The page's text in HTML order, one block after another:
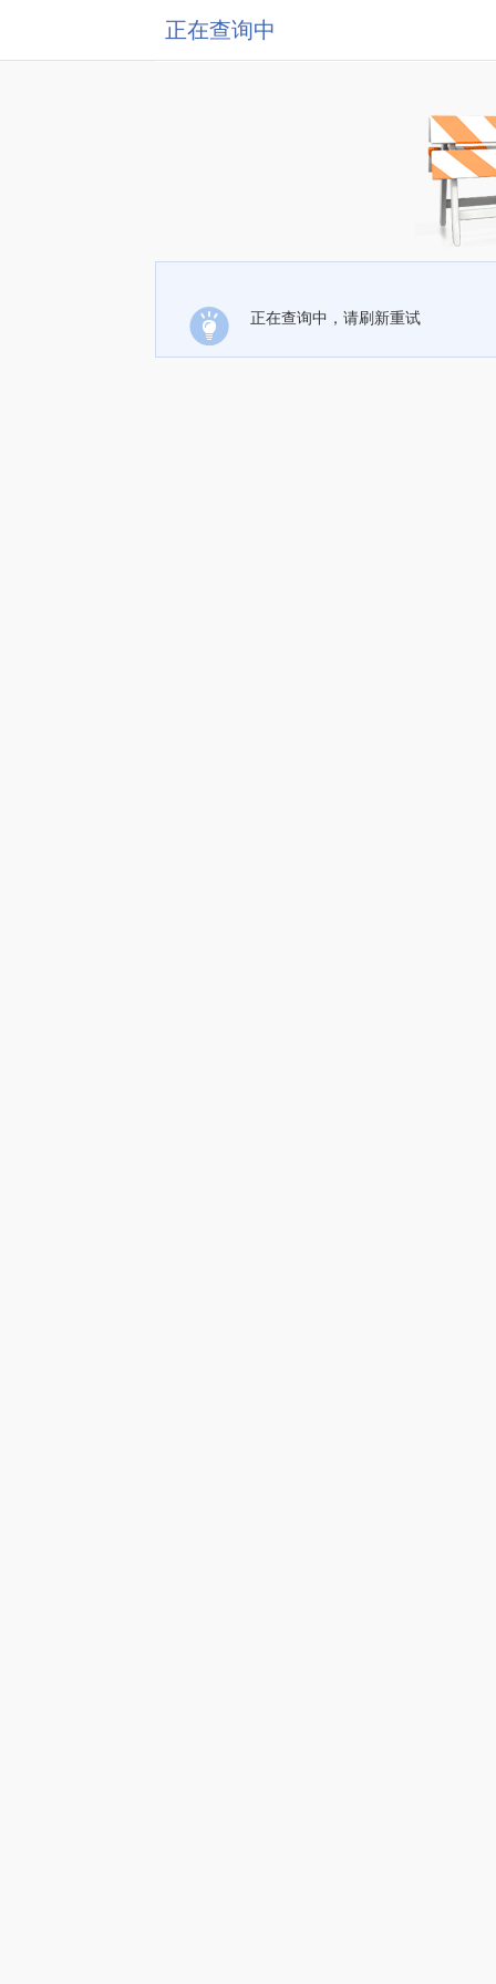
正在查询中
正在查询中，请刷新重试